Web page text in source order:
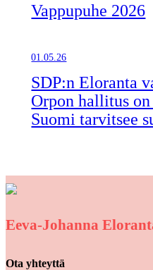
Vappupuhe 2026
01.05.26
SDP:n Eloranta
Orpon hallitus
Suomi tarvitsee
Eeva-Johanna
Ota yhteyttä